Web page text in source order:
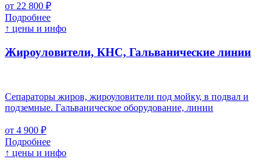
от 22 800 ₽
Подробнее
↑ цены и инфо
Жироуловители, КНС, Гальванические линии
Сепараторы жиров, жироуловители под мойку, в подвал и
подземные. Гальваническое оборудование, линии
от 4 900 ₽
Подробнее
↑ цены и инфо